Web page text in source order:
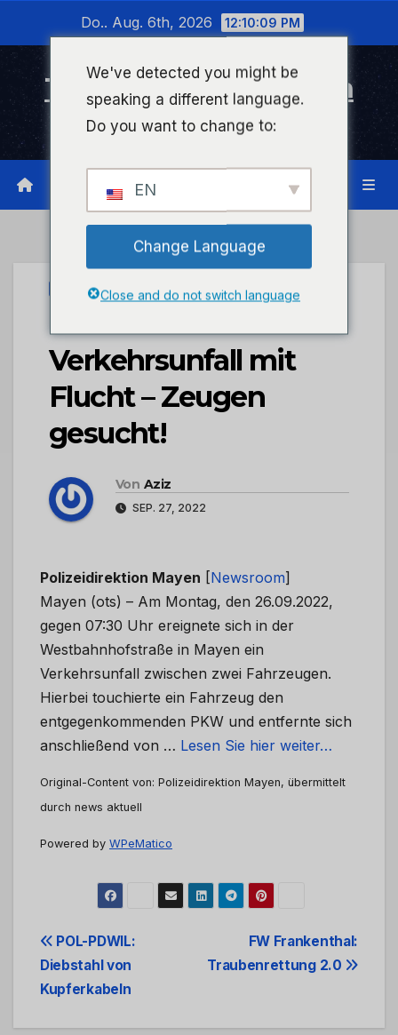
wechseln
Do.. Aug. 6th, 2026 12:10:09 PM
Timeline Bad Kreuznach
Infonetzwerk für Bad Kreuznach
UNCATEGORIZED
POL-PDMY:
Verkehrsunfall mit
Flucht – Zeugen
gesucht!
Von Aziz
SEP. 27, 2022
Polizeidirektion Mayen [Newsroom]
Mayen (ots) – Am Montag, den 26.09.2022,
gegen 07:30 Uhr ereignete sich in der
Westbahnhofstraße in Mayen ein
Verkehrsunfall zwischen zwei Fahrzeugen.
Hierbei touchierte ein Fahrzeug den
entgegenkommenden PKW und entfernte sich
anschließend von … Lesen Sie hier weiter…
Original-Content von: Polizeidirektion Mayen, übermittelt
durch news aktuell
Powered by WPeMatico
Beitrags-
Navigation
FW Frankenthal:
Traubenrettung 2.0
POL-PDWIL:
Diebstahl von
Kupferkabeln
We've detected you might be
speaking a different language.
Do you want to change to:
EN
Change Language
Close and do not switch language